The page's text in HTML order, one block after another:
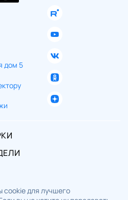
дом 5
cookie для лучшего